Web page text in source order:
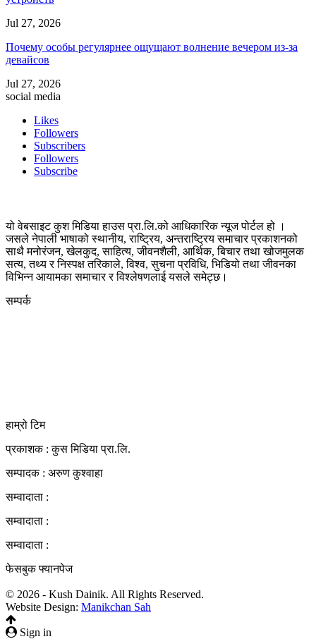
Jul 27, 2026
Почему особы регулярнее ощущают волнение вечером из-за
девайсов
Jul 27, 2026
social media
Likes
Followers
Subscribers
Followers
Subscribe
यो वेबसाइट कुश मिडिया हाउस प्रा.लि.को आधिकारिक न्यूज पोर्टल हो ।
जसले नेपाली भाषाको स्थानीय, राष्ट्रिय, अन्तराष्ट्रिय समाचार प्रकाशनको
साथै मनोरंजन, खेलकुद, साहित्य, जीवनशैली, आर्थिक, बिचार तथा खोजमुलक
सत्य, तथ्य र निस्पक्ष तरिकाले, विश्व, सुचना प्रविधि, भिडियो तथा जीवनका
विभिन्न आयामका समाचार र विश्लेषणलाई यसले समेट्छ।
सम्पर्क
हाम्रो टिम
प्रकाशक : कुस मिडिया प्रा‍.लि.
सम्पादक : अरुण कुश्वाहा
सम्वादाता :
सम्वादाता :
सम्वादाता :
फेसबुक फ्यानपेज
© 2026 - Kush Dainik. All Rights Reserved.
Website Design: Manikchan Sah
Sign in